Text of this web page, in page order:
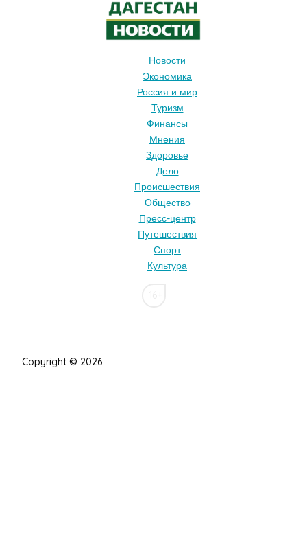
Новости
Экономика
Россия и мир
Туризм
Финансы
Мнения
Здоровье
Дело
Происшествия
Общество
Пресс-центр
Путешествия
Спорт
Культура
Copyright © 2026